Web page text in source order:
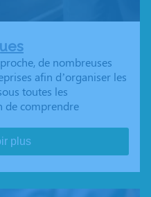
de nombreuses
afin d’organiser les
toutes les
de comprendre
plus